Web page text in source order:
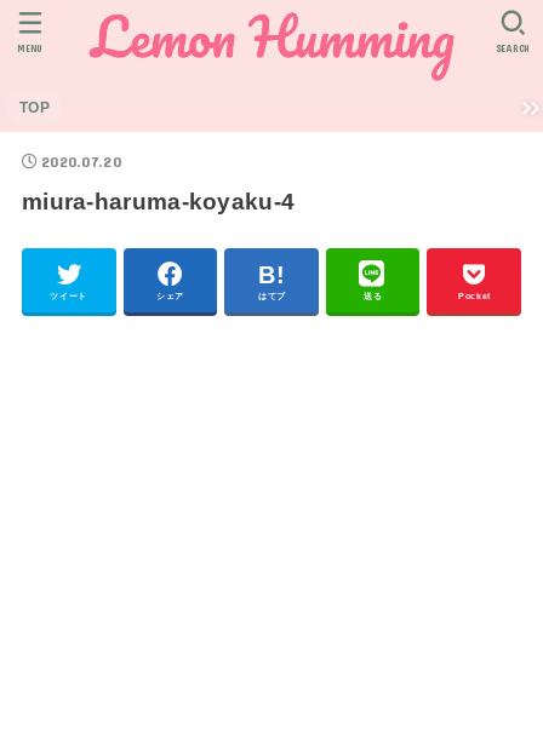
TOP
SEARCH
MENU
2020.07.20
miura-haruma-koyaku-4
ツイート シェア はてブ 送る Pocket